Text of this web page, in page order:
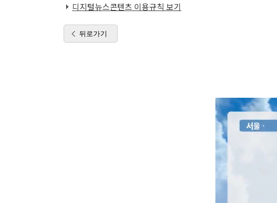
디지털뉴스콘텐츠 이용규칙 보기
뒤로가기